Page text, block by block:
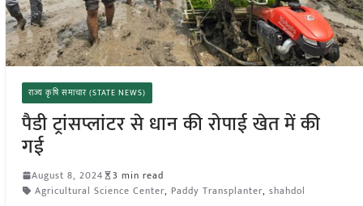
राज्य कृषि समाचार (STATE NEWS)
पैडी ट्रांसप्लांटर से धान की रोपाई खेत में की
गई
August 8, 2024
3 min read
Agricultural Science Center, Paddy Transplanter, shahdol